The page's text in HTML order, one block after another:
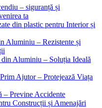
– siguranță și
ta
din plastic pentru Interior și
Aluminiu – Rezistente și
din Aluminiu – Soluția Ideală
Ajutor – Protejează Viața
– Previne Accidente
Construcții și Amenajări